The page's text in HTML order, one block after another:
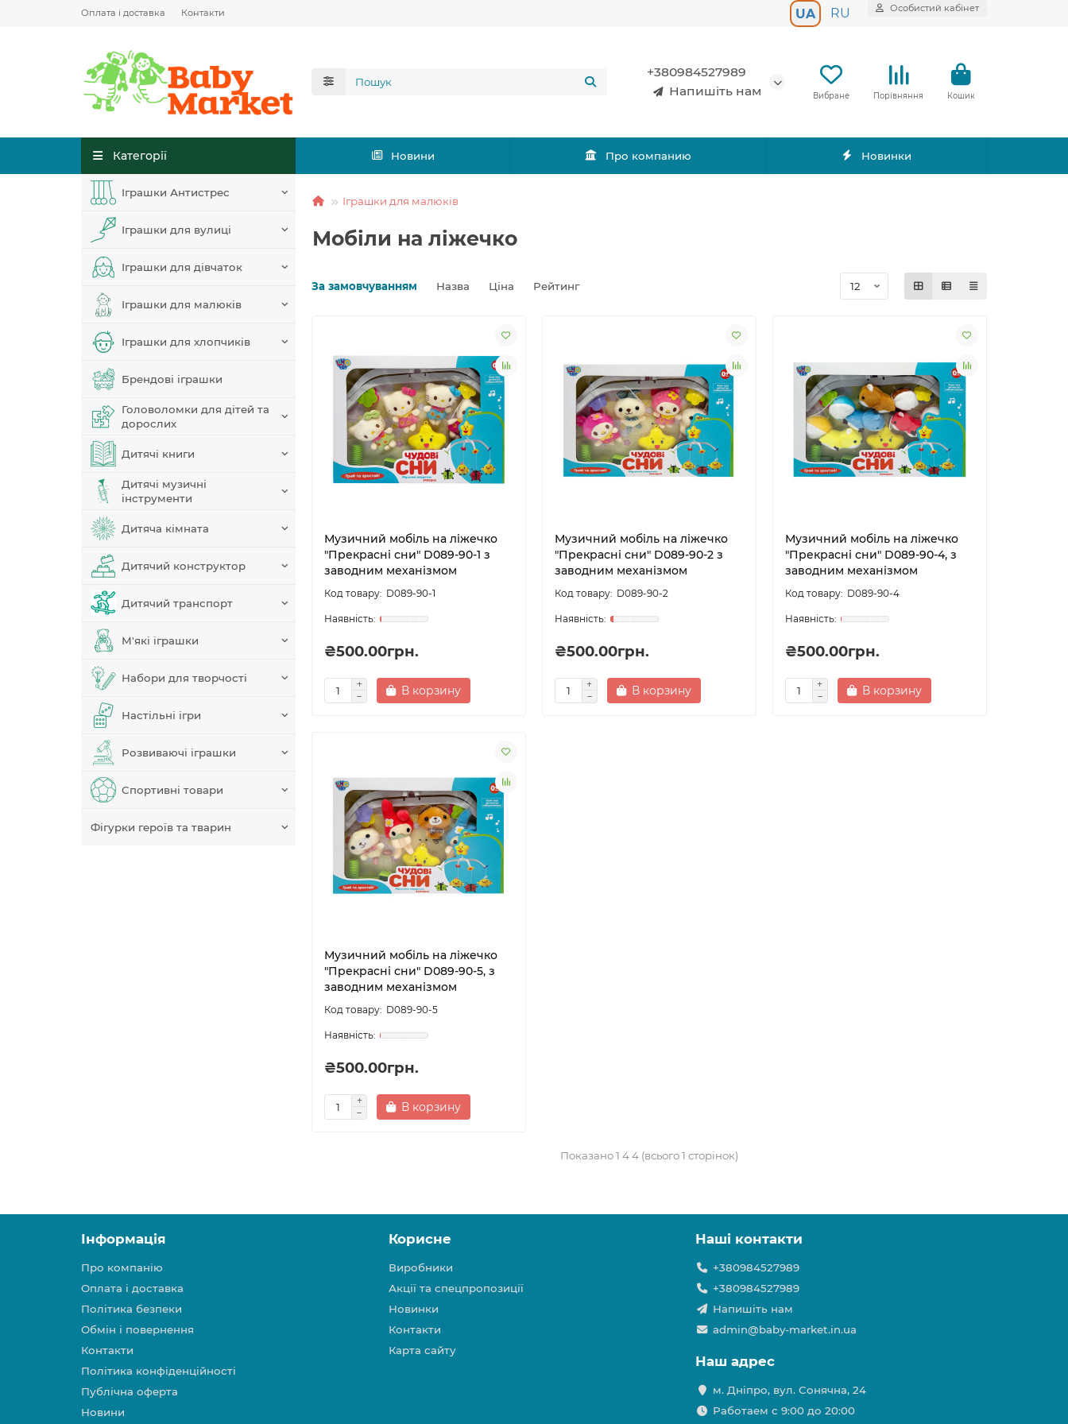
Оплата і доставка Контакти UA RU Особистий кабінет
+380984527989
Напишіть нам
Вибране Порівняння Кошик
Категорії
Іграшки Антистрес
Іграшки для вулиці
Іграшки для дівчаток
Іграшки для малюків
Іграшки для хлопчиків
Брендові іграшки
Головоломки для дітей та
дорослих
Дитячі книги
Дитячі музичні
інструменти
Дитяча кімната
Дитячий конструктор
Дитячий транспорт
М'які іграшки
Набори для творчості
Настільні ігри
Розвиваючі іграшки
Спортивні товари
Фігурки героїв та тварин
Новини Про компанию Новинки
Іграшки для малюків
Мобіли на ліжечко
За замовчуванням Назва Ціна Рейтинг
Музичний мобіль на ліжечко
"Прекрасні сни" D089-90-1 з
заводним механізмом
D089-90-1
₴500.00грн.
В корзину
Музичний мобіль на ліжечко
"Прекрасні сни" D089-90-2 з
заводним механізмом
D089-90-2
₴500.00грн.
В корзину
Музичний мобіль на ліжечко
"Прекрасні сни" D089-90-4, з
заводним механізмом
D089-90-4
₴500.00грн.
В корзину
Музичний мобіль на ліжечко
"Прекрасні сни" D089-90-5, з
заводним механізмом
D089-90-5
₴500.00грн.
В корзину
Показано 1 4 4 (всього 1 сторінок)
Інформація
Про компанію
Оплата і доставка
Політика безпеки
Обмін і повернення
Контакти
Політика конфіденційності
Публічна оферта
Новини
Корисне
Виробники
Акції та спецпропозиції
Новинки
Контакти
Карта сайту
Наші контакти
+380984527989
+380984527989
Напишіть нам
admin@baby-market.in.ua
Наш адрес
м. Дніпро, вул. Сонячна, 24
Работаем с 9:00 до 20:00